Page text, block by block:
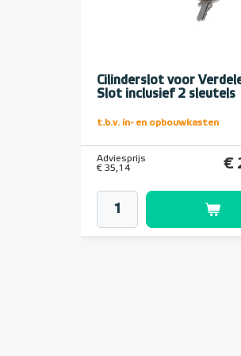
Cilinderslot voor
Slot inclusief 2 sleutels
t.b.v. in- en opbouwkasten
Adviesprijs
€ 35,14
€